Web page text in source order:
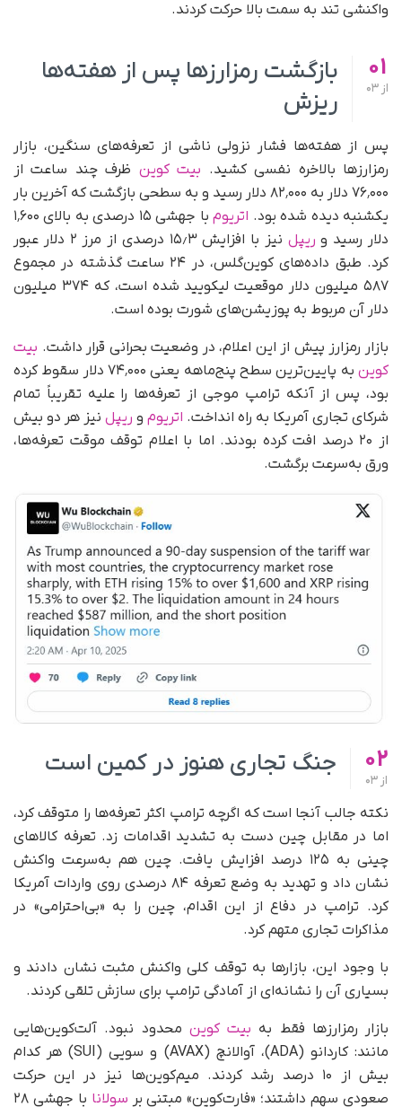
واکنشی تند به سمت بالا حرکت کردند.
01
از
بازگشت رمزارزها پس از هفته‌ها
ریزش
پس از هفته‌ها فشار نزولی ناشی از تعرفه‌های سنگین، بازار
رمزارزها بالاخره نفسی کشید. بیت کوین ظرف چند ساعت از
۷۶٬۰۰۰ دلار به ۸۲٬۰۰۰ دلار رسید و به سطحی بازگشت که آخرین بار
یکشنبه دیده شده بود. اتریوم
با جهشی ۱۵ درصدی به بالای ۱٬۶۰۰
دلار رسید و ریپل
نیز با افزایش ۱۵٫۳ درصدی از مرز ۲ دلار عبور
کرد. طبق داده‌های کوین‌گلس، در ۲۴ ساعت گذشته در مجموع
۵۸۷ میلیون دلار موقعیت لیکویید شده است، که ۳۷۴ میلیون
دلار آن مربوط به پوزیشن‌های شورت بوده است.
بازار رمزارز پیش از این اعلام، در وضعیت بحرانی قرار داشت. بیت
کوین
به پایین‌ترین سطح پنج‌ماهه یعنی ۷۴٬۰۰۰ دلار سقوط کرده
بود، پس از آنکه ترامپ موجی از تعرفه‌ها را علیه تقریباً تمام
شرکای تجاری آمریکا به راه انداخت. اتریوم و ریپل نیز هر دو بیش
از ۲۰ درصد افت کرده بودند. اما با اعلام توقف موقت تعرفه‌ها،
ورق به‌سرعت برگشت.
02
از
جنگ تجاری هنوز در کمین است
نکته جالب آنجا است که اگرچه ترامپ اکثر تعرفه‌ها را متوقف کرد،
اما در مقابل چین دست به تشدید اقدامات زد. تعرفه کالاهای
چینی به ۱۲۵ درصد افزایش یافت. چین هم به‌سرعت واکنش
نشان داد و تهدید به وضع تعرفه ۸۴ درصدی روی واردات آمریکا
کرد. ترامپ در دفاع از این اقدام، چین را به «بی‌احترامی» در
مذاکرات تجاری متهم کرد.
با وجود این، بازارها به توقف کلی واکنش مثبت نشان دادند و
بسیاری آن را نشانه‌ای از آمادگی ترامپ برای سازش تلقی کردند.
بازار رمزارزها فقط به بیت کوین محدود نبود. آلت‌کوین‌هایی
مانند: کاردانو (ADA)، آوالانچ (AVAX) و سویی (SUI) هر کدام
بیش از ۱۰ درصد رشد کردند. میم‌کوین‌ها نیز در این حرکت
صعودی سهم داشتند؛ «فارت‌کوین» مبتنی بر سولانا با جهشی ۲۸